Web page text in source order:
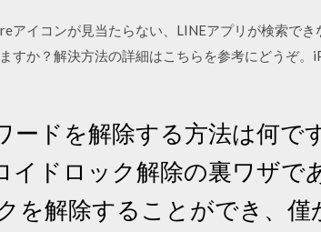
イコンが見当たらない、LINEアプリが検索でき
すか？解決方法の詳細はこちらを参考にどうぞ
ードを解除する方法は何で
イドロック解除の裏ワザで
を解除することができ、僅